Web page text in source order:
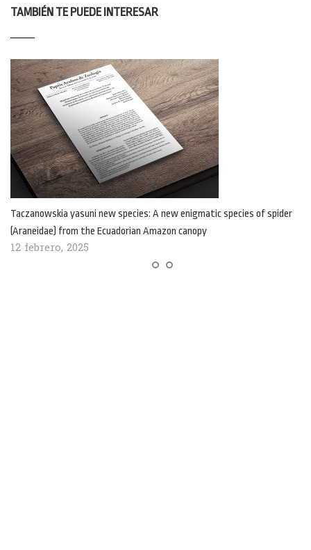
TAMBIÉN TE PUEDE INTERESAR
Taczanowskia yasuni new species: A new enigmatic species of spider
(Araneidae) from the Ecuadorian Amazon canopy
12 febrero, 2025